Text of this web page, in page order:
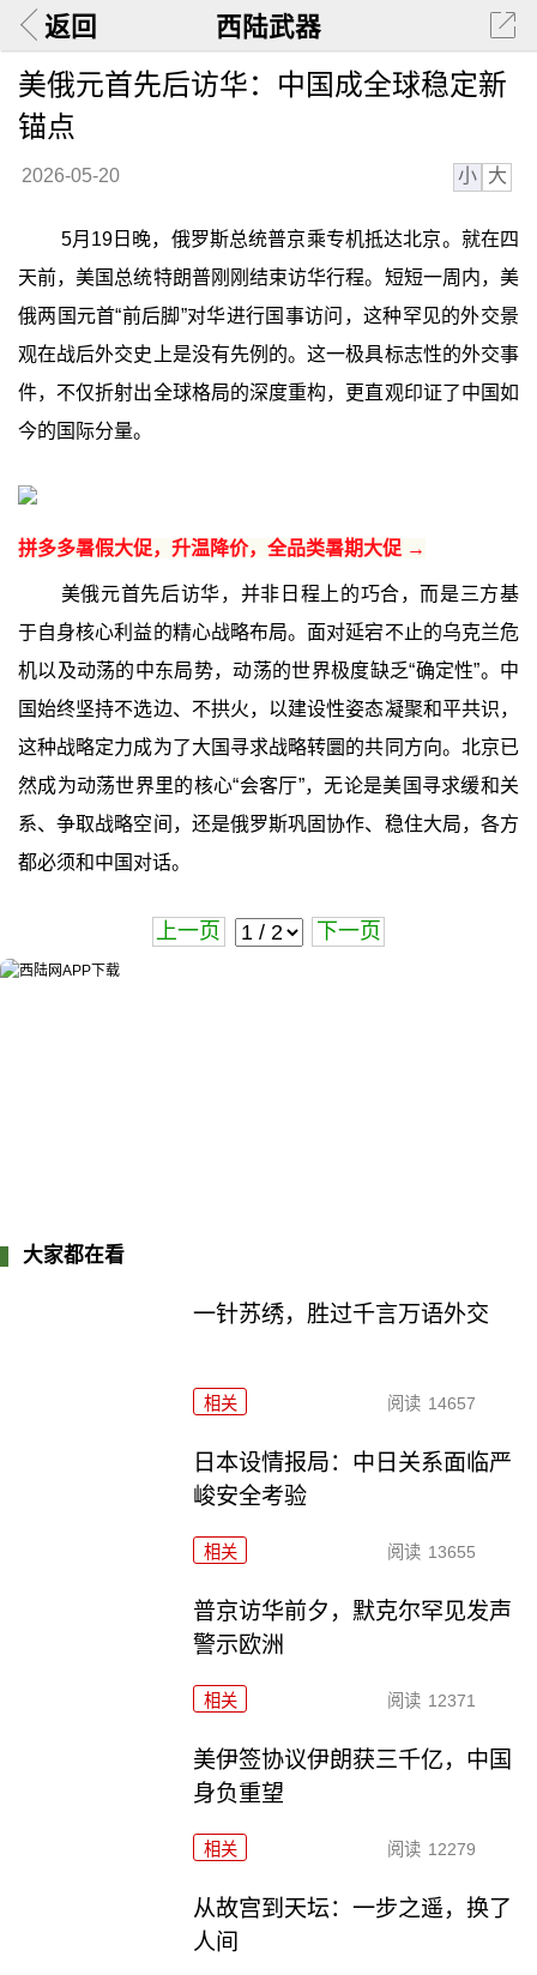
返回 西陆武器
美俄元首先后访华：中国成全球稳定新
锚点
2026-05-20 小 大
5月19日晚，俄罗斯总统普京乘专机抵达北京。就在四
天前，美国总统特朗普刚刚结束访华行程。短短一周内，美
俄两国元首“前后脚”对华进行国事访问，这种罕见的外交景
观在战后外交史上是没有先例的。这一极具标志性的外交事
件，不仅折射出全球格局的深度重构，更直观印证了中国如
今的国际分量。
拼多多暑假大促，升温降价，全品类暑期大促 →
美俄元首先后访华，并非日程上的巧合，而是三方基
于自身核心利益的精心战略布局。面对延宕不止的乌克兰危
机以及动荡的中东局势，动荡的世界极度缺乏“确定性”。中
国始终坚持不选边、不拱火，以建设性姿态凝聚和平共识，
这种战略定力成为了大国寻求战略转圜的共同方向。北京已
然成为动荡世界里的核心“会客厅”，无论是美国寻求缓和关
系、争取战略空间，还是俄罗斯巩固协作、稳住大局，各方
都必须和中国对话。
上一页 下一页
大家都在看
一针苏绣，胜过千言万语外交
相关 阅读 14657
日本设情报局：中日关系面临严
峻安全考验
相关 阅读 13655
普京访华前夕，默克尔罕见发声
警示欧洲
相关 阅读 12371
美伊签协议伊朗获三千亿，中国
身负重望
相关 阅读 12279
从故宫到天坛：一步之遥，换了
人间